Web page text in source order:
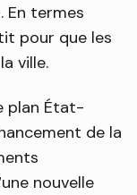
En termes
pour que les
ville.
plan État-
de la
nouvelle